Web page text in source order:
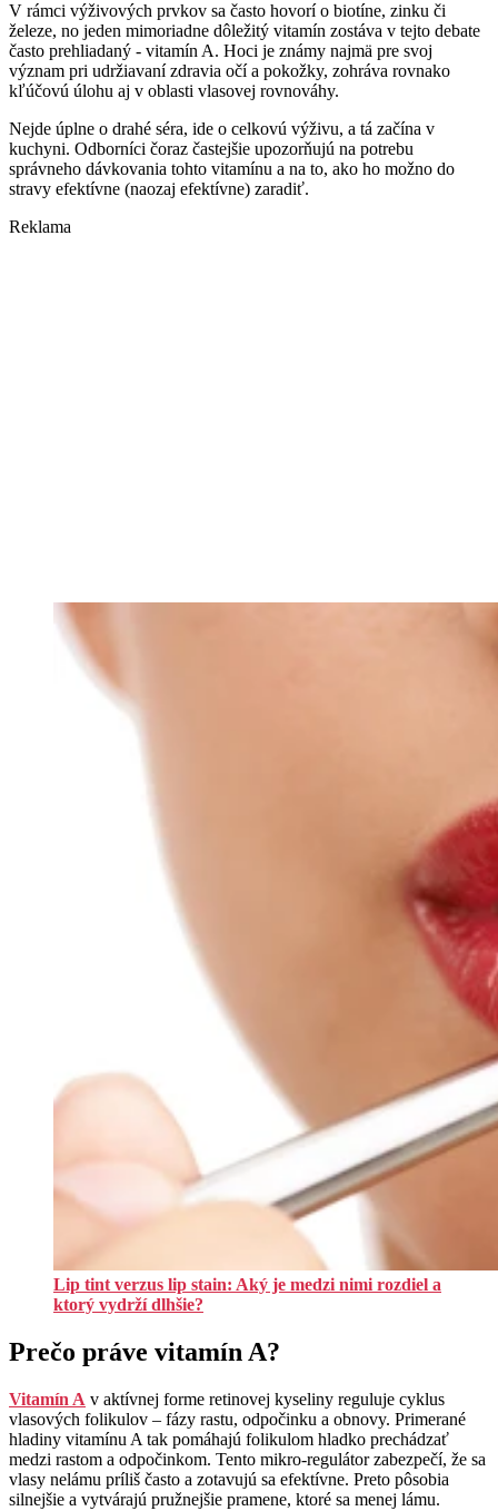
V rámci výživových prvkov sa často hovorí o biotíne, zinku či
železe, no jeden mimoriadne dôležitý vitamín zostáva v tejto debate
často prehliadaný - vitamín A. Hoci je známy najmä pre svoj
význam pri udržiavaní zdravia očí a pokožky, zohráva rovnako
kľúčovú úlohu aj v oblasti vlasovej rovnováhy.
Nejde úplne o drahé séra, ide o celkovú výživu, a tá začína v
kuchyni. Odborníci čoraz častejšie upozorňujú na potrebu
správneho dávkovania tohto vitamínu a na to, ako ho možno do
stravy efektívne (naozaj efektívne) zaradiť.
Reklama
Lip tint verzus lip stain: Aký je medzi nimi rozdiel a
ktorý vydrží dlhšie?
Prečo práve vitamín A?
Vitamín A v aktívnej forme retinovej kyseliny reguluje cyklus
vlasových folikulov – fázy rastu, odpočinku a obnovy. Primerané
hladiny vitamínu A tak pomáhajú folikulom hladko prechádzať
medzi rastom a odpočinkom. Tento mikro‑regulátor zabezpečí, že sa
vlasy nelámu príliš často a zotavujú sa efektívne. Preto pôsobia
silnejšie a vytvárajú pružnejšie pramene, ktoré sa menej lámu.